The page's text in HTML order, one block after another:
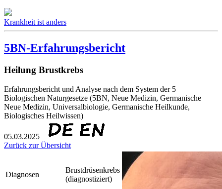
Krankheit ist anders
5BN-Erfahrungsbericht
Heilung Brustkrebs
Erfahrungsbericht und Analyse nach dem System der 5
Biologischen Naturgesetze (5BN, Neue Medizin, Germanische
Neue Medizin, Universalbiologie, Germanische Heilkunde,
Biologisches Heilwissen)
05.03.2025
Zurück zur Übersicht
Diagnosen
Brustdrüsenkrebs
(diagnostiziert)